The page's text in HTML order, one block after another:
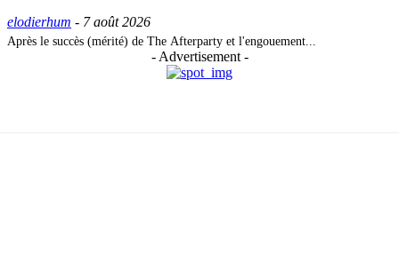
elodierhum - 7 août 2026
Après le succès (mérité) de The Afterparty et l'engouement...
- Advertisement -